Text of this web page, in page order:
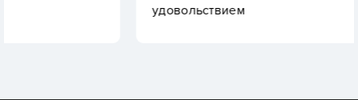
удовольствием